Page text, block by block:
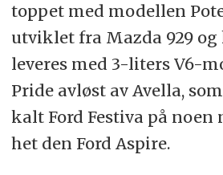
toppet med modellen
utviklet fra Mazda 929 og
leveres med 3-liters V6-
Pride avløst av Avella,
kalt Ford Festiva på noen
het den Ford Aspire.